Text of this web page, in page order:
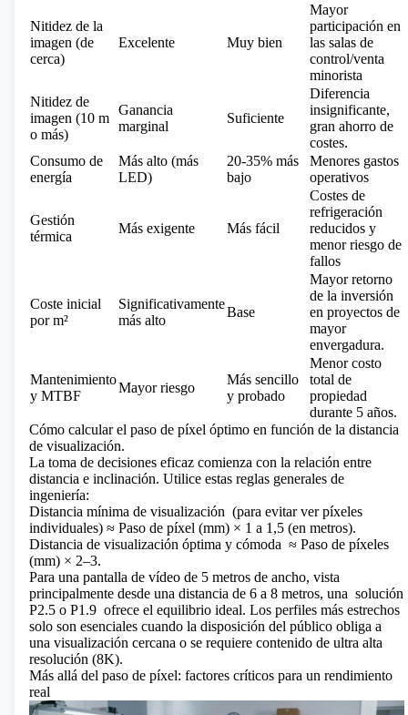
Nitidez de la
imagen (de
cerca)
Excelente Muy bien
Mayor
participación en
las salas de
control/venta
minorista
Nitidez de
imagen (10 m
o más)
Ganancia
marginal
Suficiente
Diferencia
insignificante,
gran ahorro de
costes.
Consumo de
energía
Más alto (más
LED)
20-35% más
bajo
Menores gastos
operativos
Gestión
térmica
Más exigente Más fácil
Costes de
refrigeración
reducidos y
menor riesgo de
fallos
Coste inicial
por m²
Significativamente
más alto
Base
Mayor retorno
de la inversión
en proyectos de
mayor
envergadura.
Mantenimiento
y MTBF
Mayor riesgo
Más sencillo
y probado
Menor costo
total de
propiedad
durante 5 años.
Cómo calcular el paso de píxel óptimo en función de la distancia
de visualización.
La toma de decisiones eficaz comienza con la relación entre
distancia e inclinación. Utilice estas reglas generales de
ingeniería:
Distancia mínima de visualización (para evitar ver píxeles
individuales) ≈ Paso de píxel (mm) × 1 a 1,5 (en metros).
Distancia de visualización óptima y cómoda ≈ Paso de píxeles
(mm) × 2–3.
Para una pantalla de vídeo de 5 metros de ancho, vista
principalmente desde una distancia de 6 a 8 metros, una solución
P2.5 o P1.9 ofrece el equilibrio ideal. Los perfiles más estrechos
solo son esenciales cuando la disposición del público obliga a
una visualización cercana o se requiere contenido de ultra alta
resolución (8K).
Más allá del paso de píxel: factores críticos para un rendimiento
real